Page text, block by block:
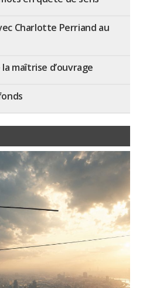
Charlotte Perriand au
maîtrise d’ouvrage